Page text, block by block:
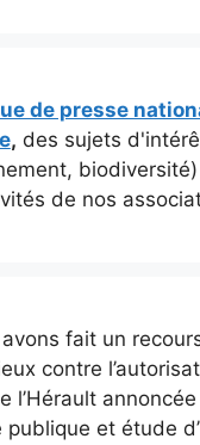
de presse
, des sujets
de nos
fait un
contre
l’Hérault
publique et étude